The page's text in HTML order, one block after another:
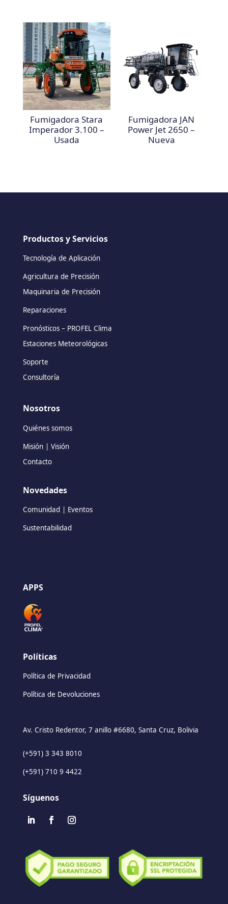
Fumigadora Stara
Imperador 3.100 –
Usada
Fumigadora JAN
Power Jet 2650 –
Nueva
Productos y Servicios
Tecnología de Aplicación
Agricultura de Precisión
Maquinaria de Precisión
Reparaciones
Pronósticos – PROFEL Clima
Estaciones Meteorológicas
Soporte
Consultoría
Nosotros
Quiénes somos
Misión | Visión
Contacto
Novedades
Comunidad | Eventos
Sustentabilidad
APPS
Políticas
Política de Privacidad
Política de Devoluciones
Av. Cristo Redentor, 7 anillo #6680, Santa Cruz, Bolivia
(+591) 3 343 8010
(+591) 710 9 4422
Síguenos